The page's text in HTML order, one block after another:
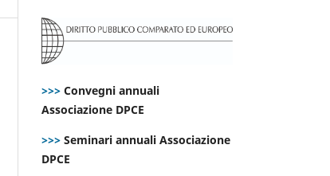
>>> Convegni annuali
Associazione DPCE
>>> Seminari annuali Associazione
DPCE